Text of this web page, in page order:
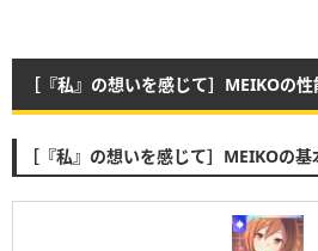
［『私』の想いを感じて］MEIKOの性
［『私』の想いを感じて］MEIKOの